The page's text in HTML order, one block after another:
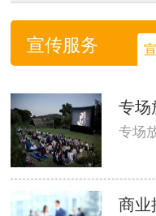
宣传服务
专场
专场
商